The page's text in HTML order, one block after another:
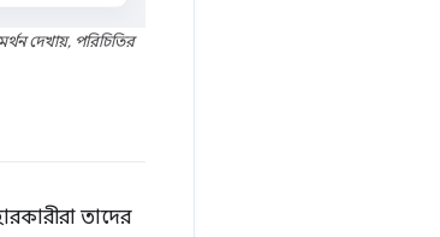
দেখায়, পরিচিতির
তাদের